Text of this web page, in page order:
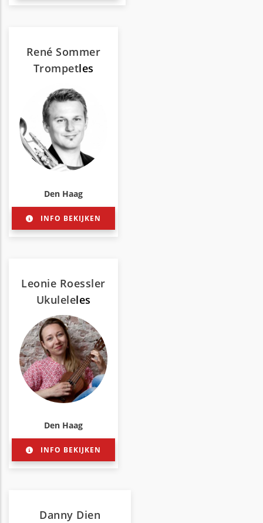
René Sommer
Trompetles
Den Haag
INFO BEKIJKEN
Leonie Roessler
Ukuleleles
Den Haag
INFO BEKIJKEN
Danny Dien